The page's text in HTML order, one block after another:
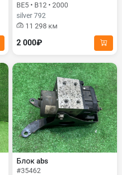
BE5 • B12 • 2000
silver 792
11 298 км
2 000₽
Блок abs
#35462